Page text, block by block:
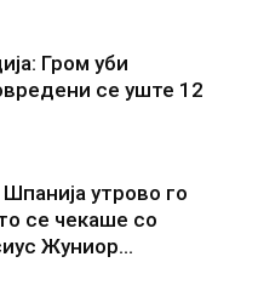
Гром уби
се уште 12
утрово го
се чекаше со
Жуниор...